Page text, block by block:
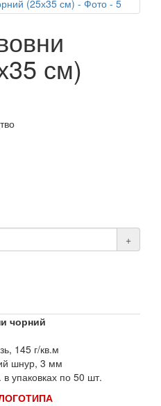
см)
+
чорний
145 г/кв.м
шнур, 3 мм
упаковках по 50 шт.
ЛОГОТИПА